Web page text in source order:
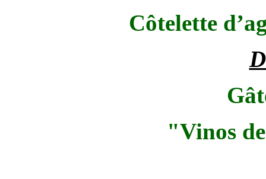
Côtelette
"Vinos